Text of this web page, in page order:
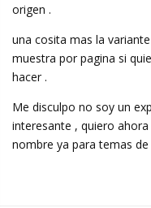
origen .
una cosita mas la
muestra por pagina si
hacer .
Me disculpo no soy un
interesante , quiero
nombre ya para temas